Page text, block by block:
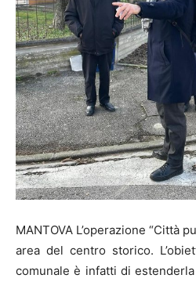
MANTOVA L’operazione “Città
area del centro storico.
comunale è infatti di